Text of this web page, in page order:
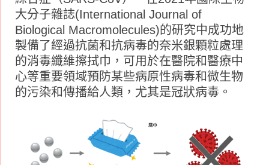
大分子雜誌(International Journal of
Biological Macromolecules)的研究中成功地
製備了經過抗菌和抗病毒的奈米銀顆粒處理
的消毒纖維擦拭巾，可用於在醫院和醫療中
心等重要領域預防某些病原性病毒和微生物
的污染和傳播給人類，尤其是冠狀病毒。